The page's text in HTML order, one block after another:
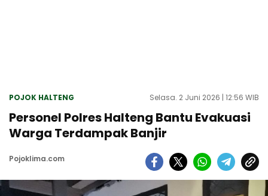
POJOK HALTENG Selasa. 2 Juni 2026 | 12:56 WIB
Personel Polres Halteng Bantu Evakuasi
Warga Terdampak Banjir
Pojoklima.com